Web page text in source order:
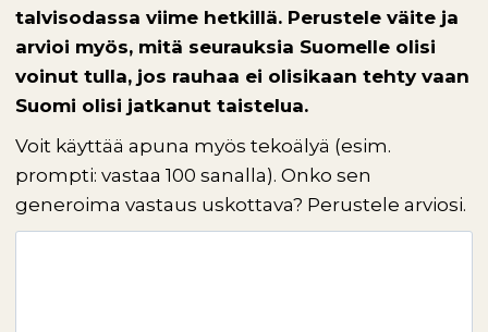
talvisodassa viime hetkillä. Perustele väite ja
arvioi myös, mitä seurauksia Suomelle olisi
voinut tulla, jos rauhaa ei olisikaan tehty vaan
Suomi olisi jatkanut taistelua.
Voit käyttää apuna myös tekoälyä (esim.
prompti: vastaa 100 sanalla). Onko sen
generoima vastaus uskottava? Perustele arviosi.